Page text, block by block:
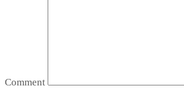
Comment